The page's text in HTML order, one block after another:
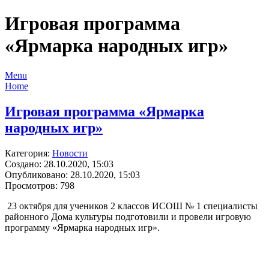
Игровая программа
«Ярмарка народных игр»
Menu
Home
Игровая программа «Ярмарка
народных игр»
Категория: Новости
Создано: 28.10.2020, 15:03
Опубликовано: 28.10.2020, 15:03
Просмотров: 798
23 октября для учеников 2 классов ИСОШ № 1 специалисты
районного Дома культуры подготовили и провели игровую
программу «Ярмарка народных игр».